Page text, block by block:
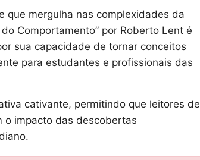
que mergulha nas complexidades da
Comportamento” por Roberto Lent é
sua capacidade de tornar conceitos
para estudantes e profissionais das
cativante, permitindo que leitores de
o impacto das descobertas